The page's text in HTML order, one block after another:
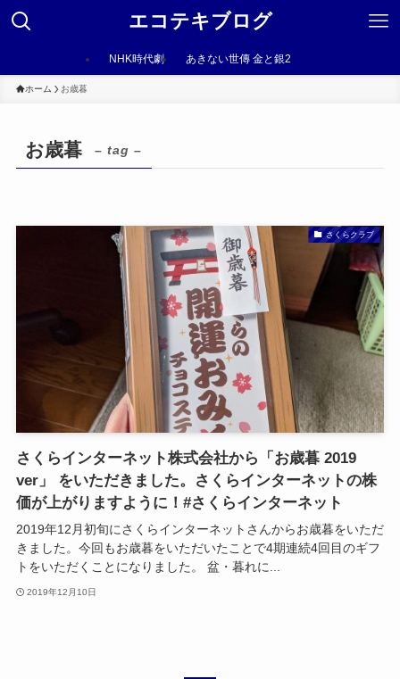
エコテキブログ
NHK時代劇 あきない世傳 金と銀2
ホーム お歳暮
お歳暮 – tag –
さくらクラブ
さくらインターネット株式会社から「お歳暮 2019
ver」 をいただきました。さくらインターネットの株
価が上がりますように！#さくらインターネット
2019年12月初旬にさくらインターネットさんからお歳暮をいただ
きました。今回もお歳暮をいただいたことで4期連続4回目のギフ
トをいただくことになりました。 盆・暮れに...
2019年12月10日